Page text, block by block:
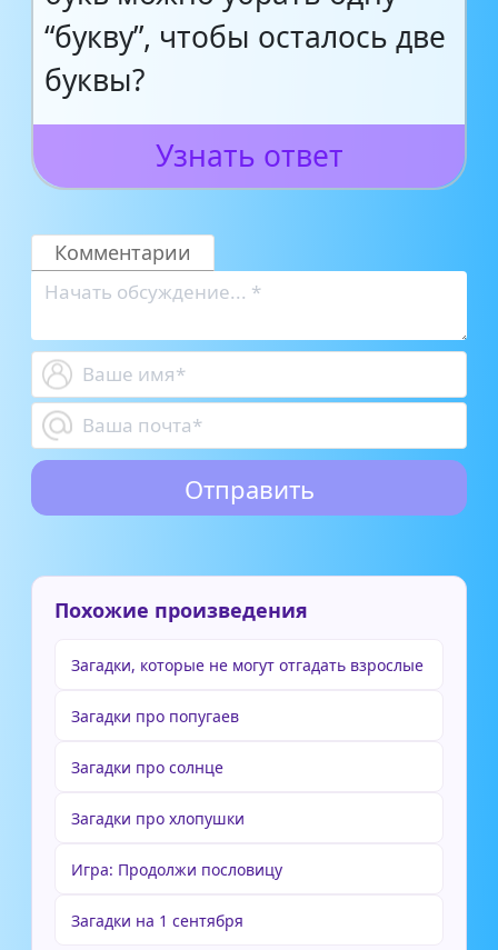
“букву”, чтобы осталось две
буквы?
Узнать ответ
Комментарии
Похожие произведения
Загадки, которые не могут отгадать взрослые
Загадки про попугаев
Загадки про солнце
Загадки про хлопушки
Игра: Продолжи пословицу
Загадки на 1 сентября